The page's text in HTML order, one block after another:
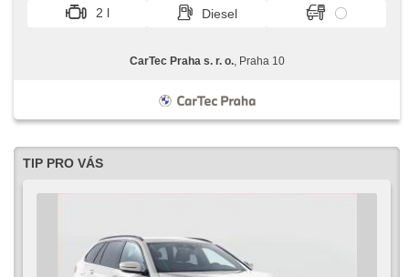
2 l
Diesel
CarTec Praha s. r. o., Praha 10
TIP PRO VÁS